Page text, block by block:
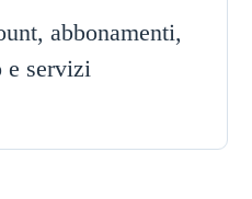
abbonamenti,
e servizi